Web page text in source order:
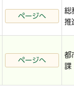
ページへ
総
推
ページへ
都
課